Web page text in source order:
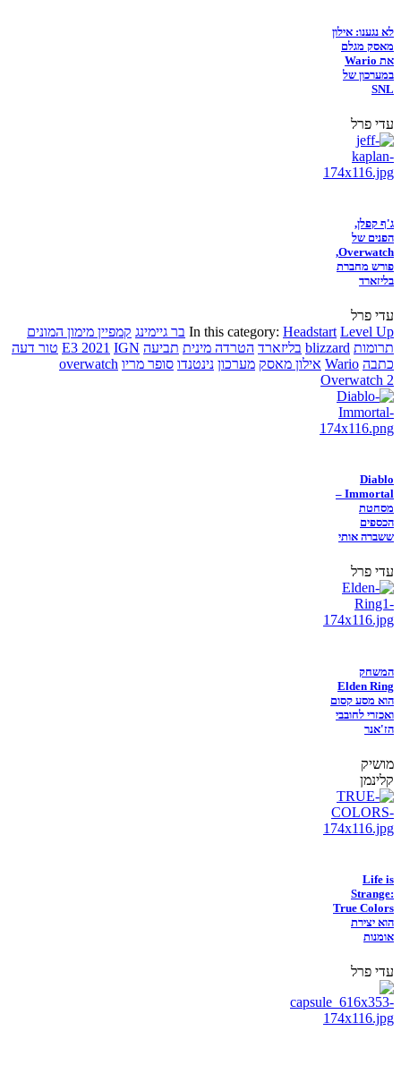
לא נגענו: אילון
מאסק מגלם
את Wario
במערכון של
SNL
עדי פרל
ג'ף קפלן,
הפנים של
Overwatch,
פורש מחברת
בליזארד
עדי פרל
In this category: Headstart Level Up בר גיימינג קמפיין מימון המונים
תרומות blizzard בליזארד הטרדה מינית תביעה E3 2021 IGN
טור דעה
כתבה Wario אילון מאסק מערכון נינטנדו סופר מריו overwatch
Overwatch 2
Diablo
Immortal –
מסחטת
הכספים
ששברה אותי
עדי פרל
המשחק
Elden Ring
הוא מסע קסום
ואכזרי לחובבי
הז'אנר
מושיק
קלינמן
Life is
Strange:
True Colors
הוא יצירת
אומנות
עדי פרל